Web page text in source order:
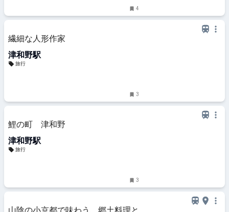
4
繊細な人形作家
津和野駅
旅行
3
鯉の町 津和野
津和野駅
旅行
3